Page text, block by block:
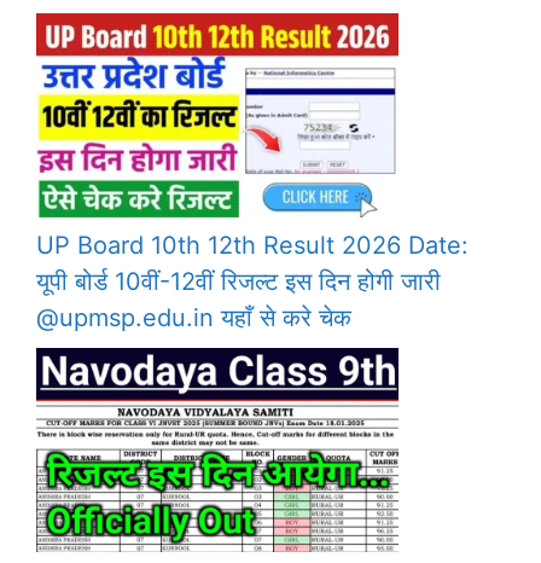
UP Board 10th 12th Result 2026 Date:
यूपी बोर्ड 10वीं-12वीं रिजल्ट इस दिन होगी जारी
@upmsp.edu.in यहाँ से करे चेक